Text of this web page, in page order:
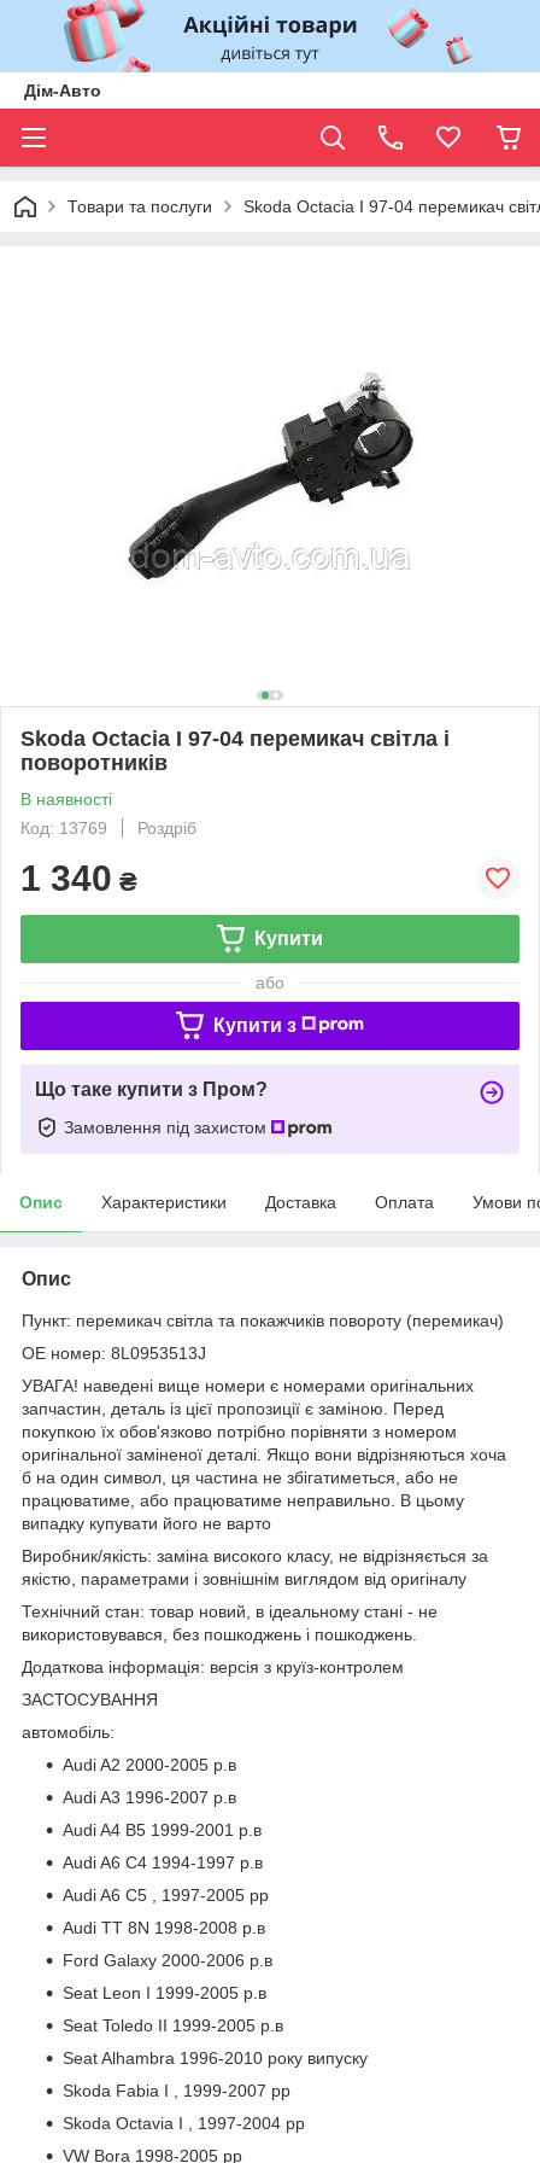
Дім-Авто
Товари та послуги Skoda Octacia I 97-04 перемикач
Skoda Octacia I 97-04 перемикач світла і
поворотників
В наявності
Код: 13769
Роздріб
1 340 ₴
Купити
або
Купити з
Що таке купити з Пром?
Замовлення під захистом
Опис Характеристики Доставка Оплата Умови
Опис
Пункт: перемикач світла та покажчиків повороту (перемикач)
OE номер: 8L0953513J
УВАГА! наведені вище номери є номерами оригінальних
запчастин, деталь із цієї пропозиції є заміною. Перед
покупкою їх обов'язково потрібно порівняти з номером
оригінальної заміненої деталі. Якщо вони відрізняються хоча
б на один символ, ця частина не збігатиметься, або не
працюватиме, або працюватиме неправильно. В цьому
випадку купувати його не варто
Виробник/якість: заміна високого класу, не відрізняється за
якістю, параметрами і зовнішнім виглядом від оригіналу
Технічний стан: товар новий, в ідеальному стані - не
використовувався, без пошкоджень і пошкоджень.
Додаткова інформація: версія з круїз-контролем
ЗАСТОСУВАННЯ
автомобіль:
Audi A2 2000-2005 р.в
Audi A3 1996-2007 р.в
Audi A4 B5 1999-2001 р.в
Audi A6 C4 1994-1997 р.в
Audi A6 C5 , 1997-2005 рр
Audi TT 8N 1998-2008 р.в
Ford Galaxy 2000-2006 р.в
Seat Leon I 1999-2005 р.в
Seat Toledo II 1999-2005 р.в
Seat Alhambra 1996-2010 року випуску
Skoda Fabia I , 1999-2007 рр
Skoda Octavia I , 1997-2004 рр
VW Bora 1998-2005 рр